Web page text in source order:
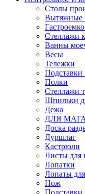
Столы
Вытяжные
Стеллажи
Ванны
Весы
Тележки
Подставки
Полки
Стеллажи
Шпильки
Дежа
ДЛЯ
Доска
Дуршлаг
Кастрюли
Листы для
Лопатки
Лопаты
Нож